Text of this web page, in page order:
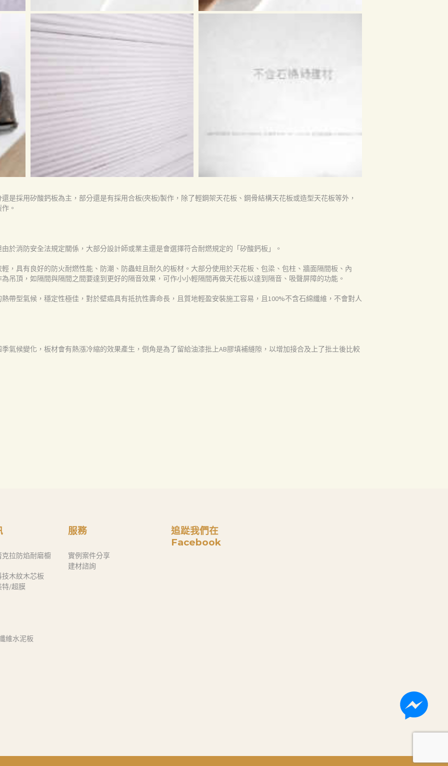
是採用矽酸鈣板為主，部分還是有採用合板(夾板)製作，除了輕鋼架天花板、鋼骨結構天花板或造型天花板等外，
。
於消防安全法規定關係，大部分設計師或業主還是會選擇符合耐燃規定的「矽酸鈣板」。
，具有良好的防火耐燃性能、防潮、防蟲蛀且耐久的板材。大部分使用於天花板、包梁、包柱、牆面隔間板、內
吊頂，如隔間與隔間之間要達到更好的隔音效果，可作小小輕隔間再做天花板以達到隔音、吸聲屏障的功能。
帶型氣候，穩定性極佳，對於壁癌具有抵抗性壽命長，且質地輕盈安裝施工容易，且100%不含石綿纖維，不會對人
氣候變化，板材會有熱漲冷縮的效果產生，倒角是為了留給油漆批上AB膠填補縫隙，以增加接合及上了批土後比較
拉防焰耐磨櫥
木紋木芯板
特/超膜
維水泥板
服務
實例案件分享
建材諮詢
追踨我們在
Facebook